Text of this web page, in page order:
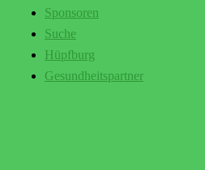
Sponsoren
Suche
Hüpfburg
Gesundheitspartner